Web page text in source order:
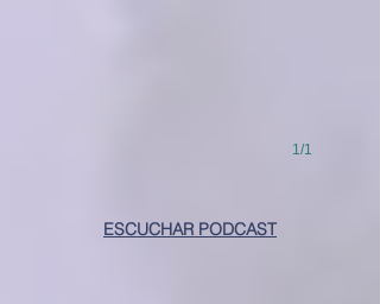
1/1
ESCUCHAR PODCAST